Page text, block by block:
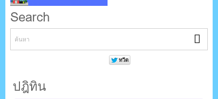
Search
ปฎิทิน